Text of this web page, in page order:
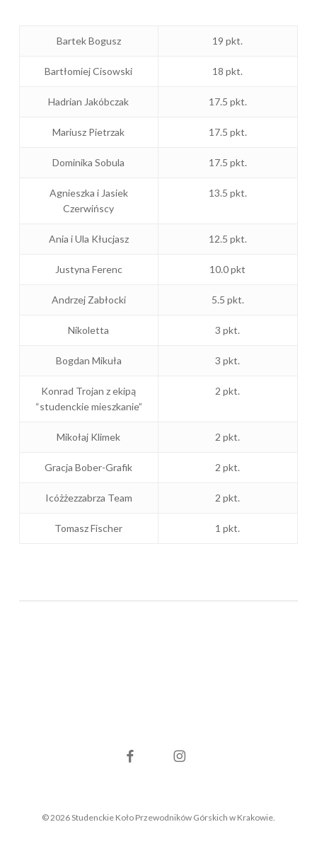
Bartek Bogusz 19 pkt.
Bartłomiej Cisowski 18 pkt.
Hadrian Jakóbczak 17.5 pkt.
Mariusz Pietrzak 17.5 pkt.
Dominika Sobula 17.5 pkt.
Agnieszka i Jasiek
Czerwińscy
13.5 pkt.
Ania i Ula Kłucjasz 12.5 pkt.
Justyna Ferenc 10.0 pkt
Andrzej Zabłocki 5.5 pkt.
Nikoletta 3 pkt.
Bogdan Mikuła 3 pkt.
Konrad Trojan z ekipą
“studenckie mieszkanie”
2 pkt.
Mikołaj Klimek 2 pkt.
Gracja Bober-Grafik 2 pkt.
Icóżżezzabrza Team 2 pkt.
Tomasz Fischer 1 pkt.
© 2026 Studenckie Koło Przewodników Górskich w Krakowie.